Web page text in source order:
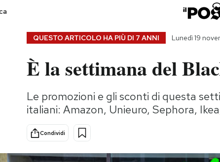
Consumismi
Storie/Idee
Ok Boomer!
QUESTO ARTICOLO HA PIÙ DI 7 ANNI Lunedì 19
È la settimana del
Le promozioni e gli sconti di questa
italiani: Amazon, Unieuro, Sephora,
Condividi